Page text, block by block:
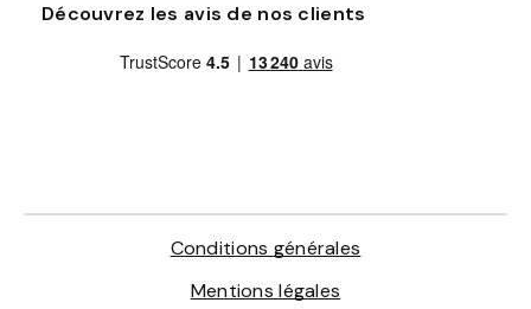
Découvrez les avis de nos clients
Conditions générales
Mentions légales